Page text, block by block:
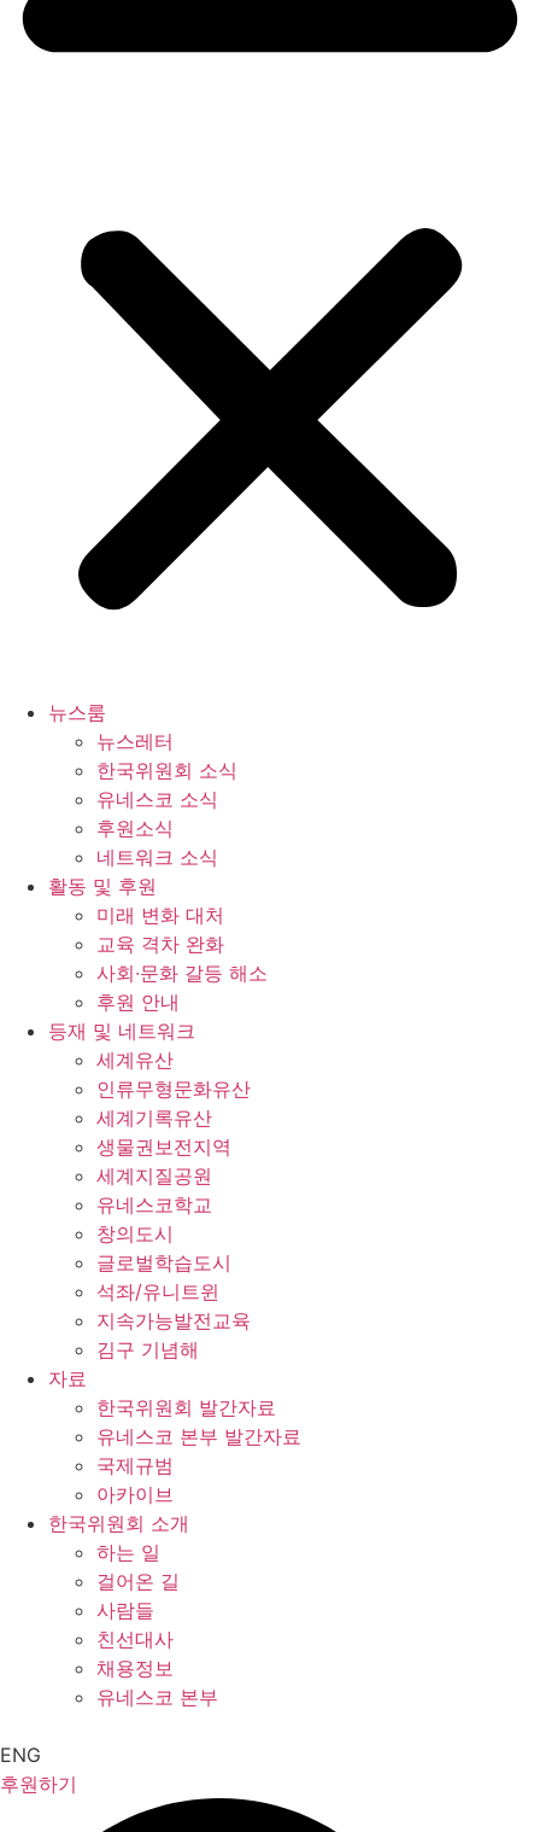
뉴스룸
뉴스레터
한국위원회 소식
유네스코 소식
후원소식
네트워크 소식
활동 및 후원
미래 변화 대처
교육 격차 완화
사회∙문화 갈등 해소
후원 안내
등재 및 네트워크
세계유산
인류무형문화유산
세계기록유산
생물권보전지역
세계지질공원
유네스코학교
창의도시
글로벌학습도시
석좌/유니트윈
지속가능발전교육
김구 기념해
자료
한국위원회 발간자료
유네스코 본부 발간자료
국제규범
아카이브
한국위원회 소개
하는 일
걸어온 길
사람들
친선대사
채용정보
유네스코 본부
ENG
후원하기